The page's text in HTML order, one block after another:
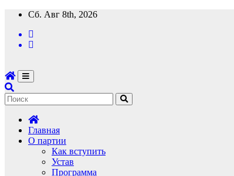
Перейти
содержимому
Сб. Авг 8th, 2026
Главная
О партии
Как вступить
Устав
Программа